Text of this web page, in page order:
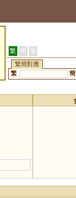
繁 簡 港
繁簡對應
繁
簡